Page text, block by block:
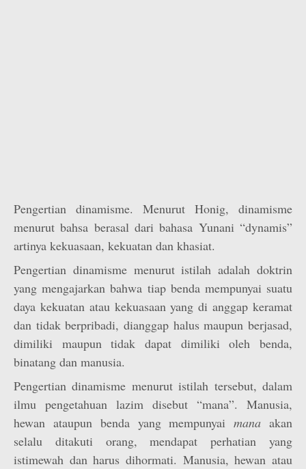
Pengertian dinamisme. Menurut Honig, dinamisme
menurut bahsa berasal dari bahasa Yunani “dynamis”
artinya kekuasaan, kekuatan dan khasiat.
Pengertian dinamisme menurut istilah adalah doktrin
yang mengajarkan bahwa tiap benda mempunyai suatu
daya kekuatan atau kekuasaan yang di anggap keramat
dan tidak berpribadi, dianggap halus maupun berjasad,
dimiliki maupun tidak dapat dimiliki oleh benda,
binatang dan manusia.
Pengertian dinamisme menurut istilah tersebut, dalam
ilmu pengetahuan lazim disebut “mana”. Manusia,
hewan ataupun benda yang mempunyaimana akan
selalu ditakuti orang, mendapat perhatian yang
istimewah dan harus dihormati. Manusia, hewan atau